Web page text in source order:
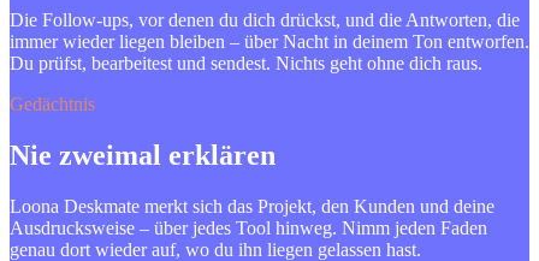
Die Follow-ups, vor denen du dich drückst, und die Antworten, die
immer wieder liegen bleiben – über Nacht in deinem Ton entworfen.
Du prüfst, bearbeitest und sendest. Nichts geht ohne dich raus.
Gedächtnis
Nie zweimal erklären
Loona Deskmate merkt sich das Projekt, den Kunden und deine
Ausdrucksweise – über jedes Tool hinweg. Nimm jeden Faden
genau dort wieder auf, wo du ihn liegen gelassen hast.